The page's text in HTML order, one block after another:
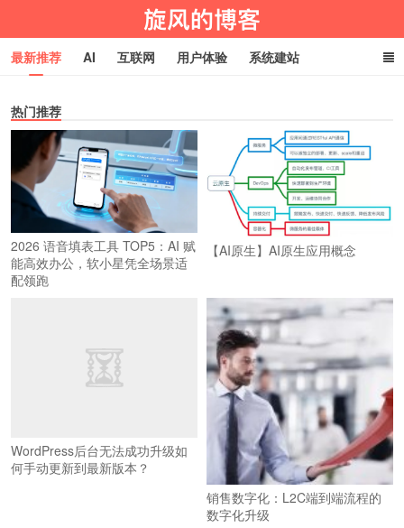
旋风物语
最新推荐 AI 互联网 用户体验 系统建站
热门推荐
2026 语音填表工具 TOP5：AI 赋
能高效办公，软小星凭全场景适
配领跑
【AI原生】AI原生应用概念
WordPress后台无法成功升级如
何手动更新到最新版本？
销售数字化：L2C端到端流程的
数字化升级